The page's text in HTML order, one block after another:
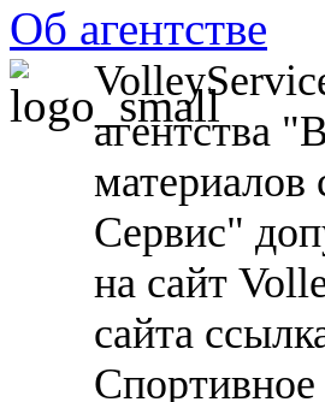
Об агентстве
агентства
материалов
Сервис"
на сайт
сайта